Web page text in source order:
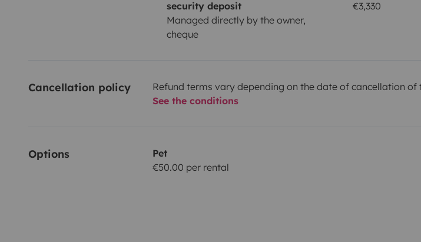
security deposit
Managed directly by the owner,
cheque
€3,330
Cancellation policy
Refund terms vary depending on the date of cancellation of
See the conditions
Options
Pet
€50.00 per rental